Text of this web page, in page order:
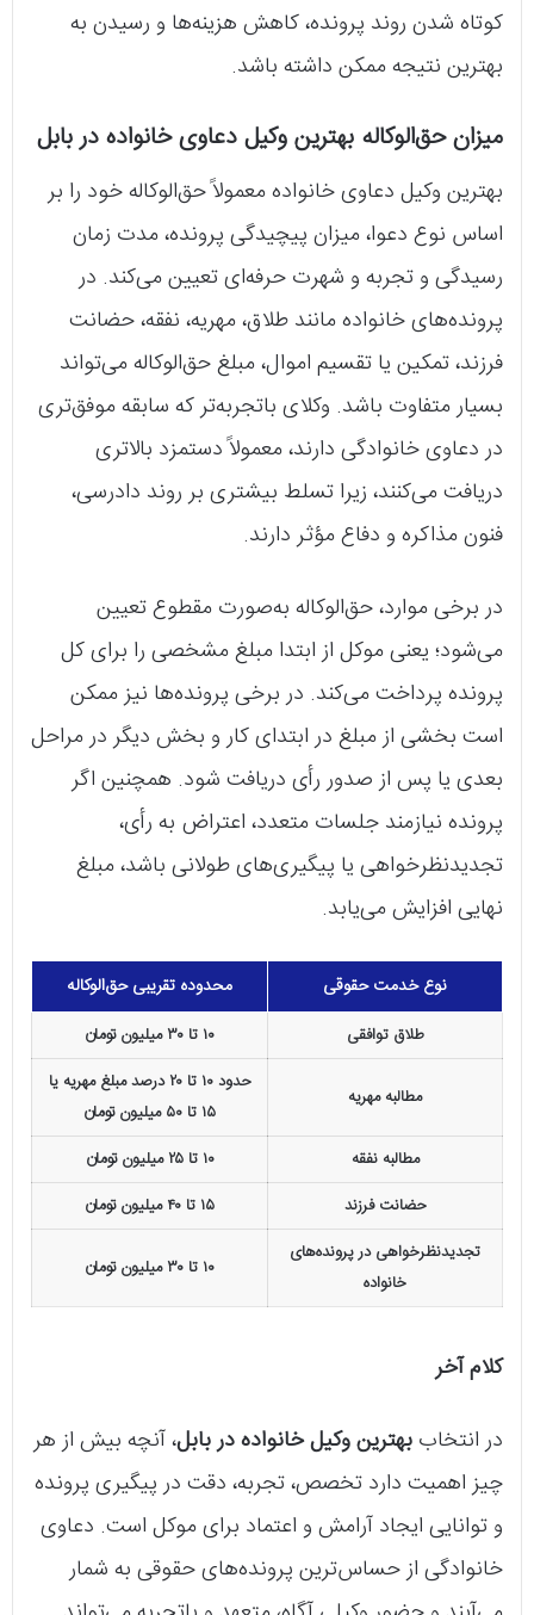
کوتاه شدن روند پرونده، کاهش هزینه‌ها و رسیدن به
بهترین نتیجه ممکن داشته باشد.
میزان حق‌الوکاله بهترین وکیل دعاوی خانواده در بابل
بهترین وکیل دعاوی خانواده معمولاً حق‌الوکاله خود را بر
اساس نوع دعوا، میزان پیچیدگی پرونده، مدت زمان
رسیدگی و تجربه و شهرت حرفه‌ای تعیین می‌کند. در
پرونده‌های خانواده مانند طلاق، مهریه، نفقه، حضانت
فرزند، تمکین یا تقسیم اموال، مبلغ حق‌الوکاله می‌تواند
بسیار متفاوت باشد. وکلای باتجربه‌تر که سابقه موفق‌تری
در دعاوی خانوادگی دارند، معمولاً دستمزد بالاتری
دریافت می‌کنند، زیرا تسلط بیشتری بر روند دادرسی،
فنون مذاکره و دفاع مؤثر دارند.
در برخی موارد، حق‌الوکاله به‌صورت مقطوع تعیین
می‌شود؛ یعنی موکل از ابتدا مبلغ مشخصی را برای کل
پرونده پرداخت می‌کند. در برخی پرونده‌ها نیز ممکن
است بخشی از مبلغ در ابتدای کار و بخش دیگر در مراحل
بعدی یا پس از صدور رأی دریافت شود. همچنین اگر
پرونده نیازمند جلسات متعدد، اعتراض به رأی،
تجدیدنظرخواهی یا پیگیری‌های طولانی باشد، مبلغ
نهایی افزایش می‌یابد.
نوع خدمت حقوقی محدوده تقریبی حق‌الوکاله
طلاق توافقی ۱۰ تا ۳۰ میلیون تومان
مطالبه مهریه
حدود ۱۰ تا ۲۰ درصد مبلغ مهریه یا
۱۵ تا ۵۰ میلیون تومان
مطالبه نفقه
۱۰ تا ۲۵ میلیون تومان
حضانت فرزند
۱۵ تا ۴۰ میلیون تومان
تجدیدنظرخواهی در پرونده‌های
خانواده
۱۰ تا ۳۰ میلیون تومان
کلام آخر
در انتخاب بهترین وکیل خانواده در بابل، آنچه بیش از هر
چیز اهمیت دارد تخصص، تجربه، دقت در پیگیری پرونده
و توانایی ایجاد آرامش و اعتماد برای موکل است. دعاوی
خانوادگی از حساس‌ترین پرونده‌های حقوقی به شمار